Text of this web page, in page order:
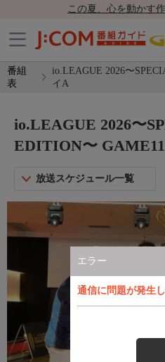
この夏、心を動かす
番組
表
io.LEAGUE 2026〜
イA
エラー
通信に問題が発生
io.LEAGUE 2026〜
EDITION〜
放送スケジュール一覧